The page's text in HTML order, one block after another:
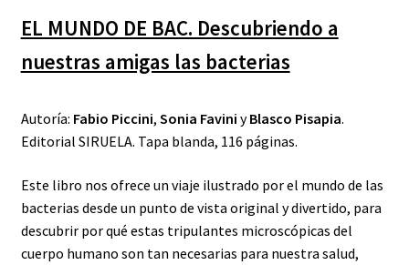
EL MUNDO DE BAC. Descubriendo a
nuestras amigas las bacterias
Autoría: Fabio Piccini, Sonia Favini yBlasco Pisapia.
Editorial SIRUELA. Tapa blanda, 116 páginas.
Este libro nos ofrece un viaje ilustrado por el mundo de las
bacterias desde un punto de vista original y divertido, para
descubrir por qué estas tripulantes microscópicas del
cuerpo humano son tan necesarias para nuestra salud,